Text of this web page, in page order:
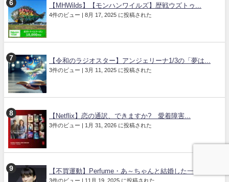
【MHWilds】【モンハンワイルズ】歴戦ウズトゥ...
4件のビュー 8月 17, 2025 に投稿された
【令和のラジオスター】アンジェリーナ1/3の「夢は...
3件のビュー 3月 11, 2025 に投稿された
【Netflix】恋の通訳、できますか? 愛着障害...
3件のビュー 1月 31, 2026 に投稿された
【不買運動】Perfume・あ～ちゃんと結婚した一...
3件のビュー 11月 19, 2025 に投稿された